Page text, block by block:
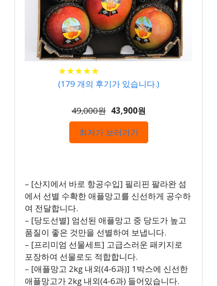
★★★★★
★★★★★
(179 개의 후기가 있습니다.)
49,000원 43,900원
최저가 보러가기
– [산지에서 바로 항공수입] 필리핀 팔라완 섬
에서 선별 수확한 애플망고를 신선하게 공수하
여 전달합니다.
– [당도선별] 엄선된 애플망고 중 당도가 높고
품질이 좋은 것만을 선별하여 보냅니다.
– [프리미엄 선물세트] 고급스러운 패키지로
포장하여 선물로도 적합합니다.
– [애플망고 2kg 내외(4-6과)] 1박스에 신선한
애플망고가 2kg 내외(4-6과) 들어있습니다.